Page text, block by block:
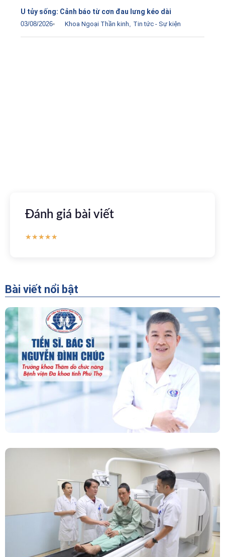
U tủy sống: Cảnh báo từ cơn đau lưng kéo dài
03/08/2026 Khoa Ngoại Thần kinh Tin tức - Sự kiện
Đánh giá bài viết
★★★★★
Bài viết nổi bật
“Người Dẫn Đường” Của Khoa Thăm Dò Chức
Năng – Bệnh Viện Đa Khoa Tỉnh Phú Thọ
Chính Thức Vận Hành Máy Xạ Hình Thế Hệ
Mới Spect/CT Trong Chẩn Đoán Và Điều Trị
Ung Thư Tại Bệnh Viện Đa Khoa Tỉnh Phú Thọ